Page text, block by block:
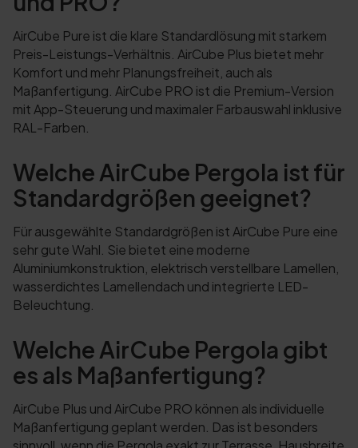
AirCube Pure ist die klare Standardlösung mit starkem
Preis-Leistungs-Verhältnis. AirCube Plus bietet mehr
Komfort und mehr Planungsfreiheit, auch als
Maßanfertigung. AirCube PRO ist die Premium-Version
mit App-Steuerung und maximaler Farbauswahl inklusive
RAL-Farben.
Welche AirCube Pergola ist für
Standardgrößen geeignet?
Für ausgewählte Standardgrößen ist AirCube Pure eine
sehr gute Wahl. Sie bietet eine moderne
Aluminiumkonstruktion, elektrisch verstellbare Lamellen,
wasserdichtes Lamellendach und integrierte LED-
Beleuchtung.
Welche AirCube Pergola gibt
es als Maßanfertigung?
AirCube Plus und AirCube PRO können als individuelle
Maßanfertigung geplant werden. Das ist besonders